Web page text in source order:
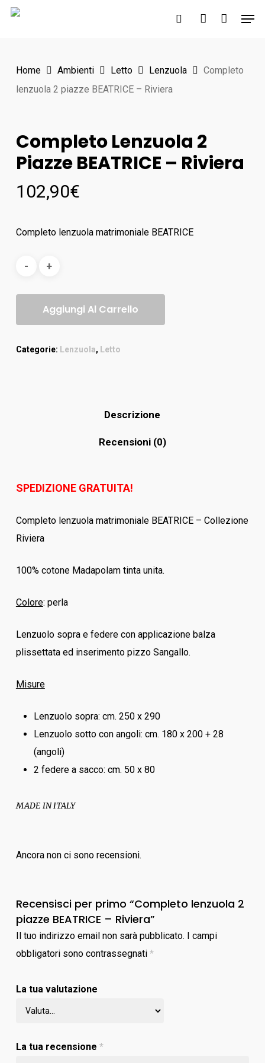
Skip
search account
Home Ambienti Letto Lenzuola
Completo
lenzuola 2 piazze BEATRICE – Riviera
Completo Lenzuola 2
Piazze BEATRICE – Riviera
102,90€
Completo lenzuola matrimoniale BEATRICE
Aggiungi Al Carrello
Categorie: Lenzuola, Letto
Descrizione
Recensioni (0)
SPEDIZIONE GRATUITA!
Completo lenzuola matrimoniale BEATRICE – Collezione
Riviera
100% cotone Madapolam tinta unita.
Colore: perla
Lenzuolo sopra e federe con applicazione balza
plissettata ed inserimento pizzo Sangallo.
Misure
Lenzuolo sopra: cm. 250 x 290
Lenzuolo sotto con angoli: cm. 180 x 200 + 28
(angoli)
2 federe a sacco: cm. 50 x 80
MADE IN ITALY
Ancora non ci sono recensioni.
Recensisci per primo “Completo lenzuola 2
piazze BEATRICE – Riviera”
Il tuo indirizzo email non sarà pubblicato. I campi
obbligatori sono contrassegnati *
La tua valutazione
La tua recensione *